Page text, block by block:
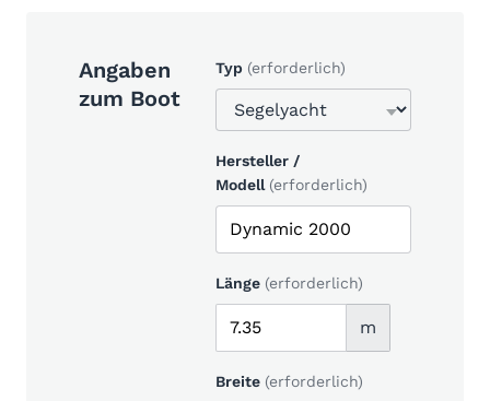
Angaben
zum Boot
Typ (erforderlich)
Hersteller /
Modell (erforderlich)
Länge (erforderlich)
m
Breite (erforderlich)